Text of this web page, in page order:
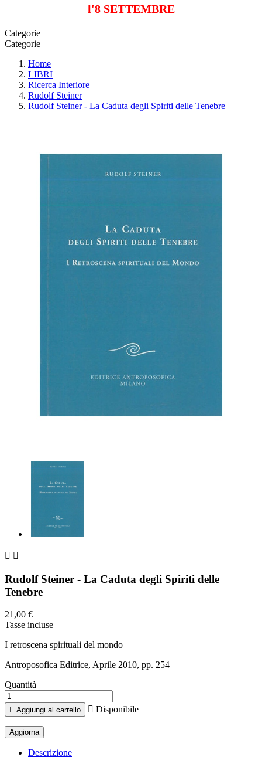
l'8 SETTEMBRE
Categorie
Categorie
Home
LIBRI
Ricerca Interiore
Rudolf Steiner
Rudolf Steiner - La Caduta degli Spiriti delle Tenebre
 
Rudolf Steiner - La Caduta degli Spiriti delle
Tenebre
21,00 €
Tasse incluse
I retroscena spirituali del mondo
Antroposofica Editrice, Aprile 2010, pp. 254
Quantità
 Aggiungi al carrello  Disponibile
Descrizione